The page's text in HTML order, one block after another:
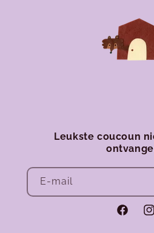
Leukste coucoun
E‑mail
Facebook